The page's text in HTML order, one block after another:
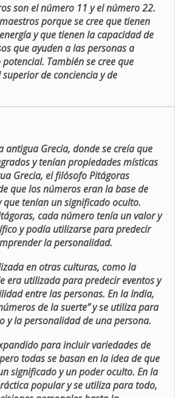
son el número 11 y el número 22.
porque se cree que tienen
y que tienen la capacidad de
que ayuden a las personas a
También se cree que
de conciencia y de
antigua Grecia, donde se creía que
y tenían propiedades místicas
Grecia, el filósofo Pitágoras
que los números eran la base de
que tenían un significado oculto.
cada número tenía un valor y
y podía utilizarse para predecir
la personalidad.
en otras culturas, como la
era utilizada para predecir eventos y
entre las personas. En la India,
de la suerte” y se utiliza para
y la personalidad de una persona.
para incluir variedades de
todas se basan en la idea de que
significado y un poder oculto. En la
popular y se utiliza para todo,